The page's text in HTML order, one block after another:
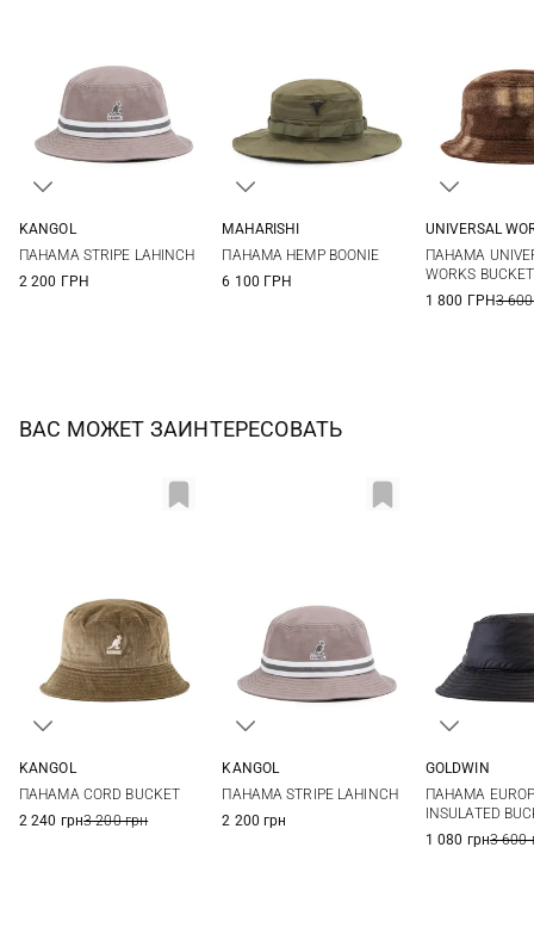
KANGOL
ПАНАМА STRIPE LAHINCH
2 200 ГРН
MAHARISHI
ПАНАМА HEMP BOONIE
6 100 ГРН
UNIVERSAL
ПАНАМА
WORKS
1 800 ГРН3
ВАС МОЖЕТ ЗАИНТЕРЕСОВАТЬ
KANGOL
ПАНАМА CORD BUCKET
2 240 грн3 200 грн
KANGOL
ПАНАМА STRIPE LAHINCH
2 200 грн
GOLDWIN
ПАНАМА
INSULATED
1 080 грн3 600